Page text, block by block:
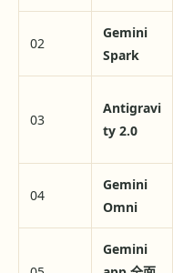
02
Gemini
Spark
03
Antigravi
ty 2.0
04
Gemini
Omni
Gemini